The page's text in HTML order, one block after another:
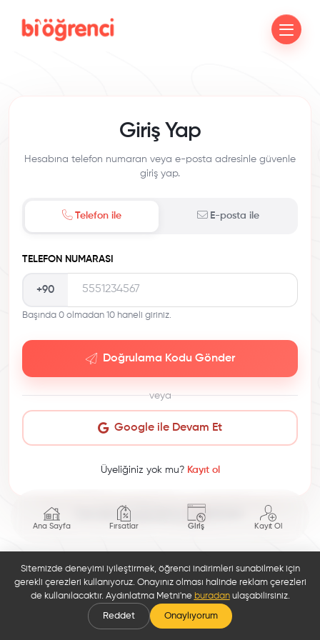
Ana Sayfa Fırsatlar Giriş Kayıt Ol
Giriş Yap
Hesabına telefon numaran veya e-posta adresinle güvenle
giriş yap.
Telefon ile E-posta ile
TELEFON NUMARASI
+90
Başında 0 olmadan 10 haneli giriniz.
Doğrulama Kodu Gönder
veya
Google ile Devam Et
Üyeliğiniz yok mu? Kayıt ol
This site is protected by reCAPTCHA.
Sitemizde deneyimi iyileştirmek, öğrenci indirimleri sunabilmek için
gerekli çerezleri kullanıyoruz. Onayınız olması halinde reklam çerezleri
de kullanılacaktır. Aydınlatma Metni'ne buradanulaşabilirsiniz.
Reddet Onaylıyorum